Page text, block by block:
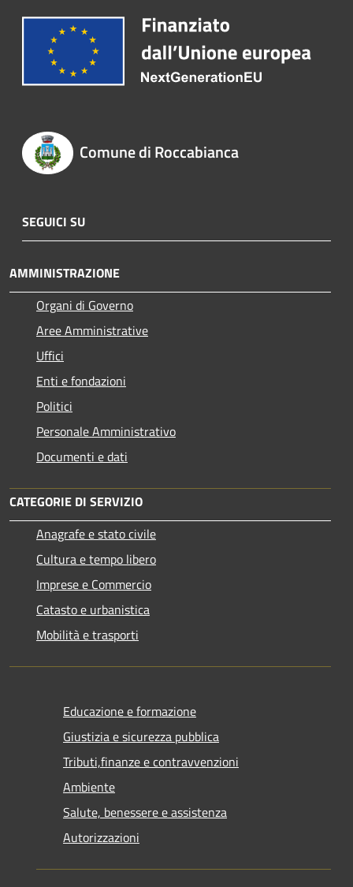
Comune di Roccabianca
SEGUICI SU
AMMINISTRAZIONE
Organi di Governo
Aree Amministrative
Uffici
Enti e fondazioni
Politici
Personale Amministrativo
Documenti e dati
CATEGORIE DI SERVIZIO
Anagrafe e stato civile
Cultura e tempo libero
Imprese e Commercio
Catasto e urbanistica
Mobilità e trasporti
Educazione e formazione
Giustizia e sicurezza pubblica
Tributi,finanze e contravvenzioni
Ambiente
Salute, benessere e assistenza
Autorizzazioni